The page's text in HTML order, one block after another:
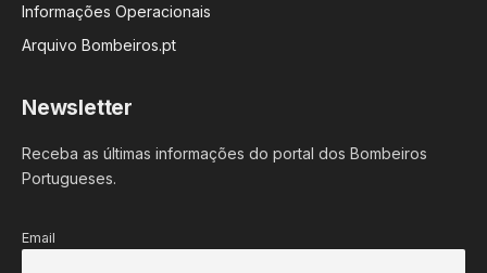
Informações Operacionais
Arquivo Bombeiros.pt
Newsletter
Receba as últimas informações do portal dos Bombeiros
Portugueses.
Email